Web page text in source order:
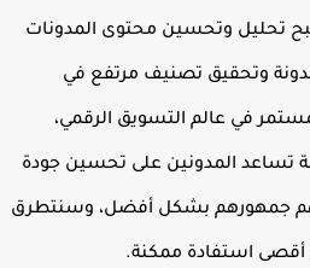
وتحسين محتوى المدونات
وتحقيق تصنيف مرتفع في
في عالم التسويق الرقمي،
المدونين على تحسين جودة
جمهورهم بشكل أفضل، وسنتطرق
استفادة ممكنة.